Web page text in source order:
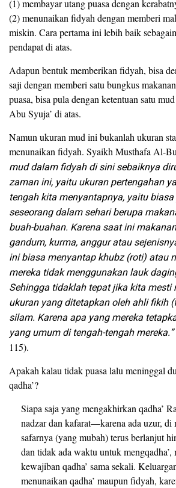
(1) membayar utang puasa dengan
(2) menunaikan fidyah dengan memberi
miskin. Cara pertama ini lebih baik
pendapat di atas.
Adapun bentuk memberikan fidyah, bisa
saji dengan memberi satu bungkus
puasa, bisa pula dengan ketentuan satu
Abu Syuja’ di atas.
Namun ukuran mud ini bukanlah ukuran
menunaikan fidyah. Syaikh Musthafa Al-
mud dalam fidyah di sini sebaiknya
zaman ini, yaitu ukuran pertengahan
tengah kita menyantapnya, yaitu
seseorang dalam sehari berupa
buah-buahan. Karena saat ini
gandum, kurma, anggur atau
ini biasa menyantap khubz (roti) atau
mereka tidak menggunakan lauk
Sehingga tidaklah tepat jika kita mesti
ukuran yang ditetapkan oleh ahli fikih
silam. Karena apa yang mereka
yang umum di tengah-tengah mereka.”
115).
Apakah kalau tidak puasa lalu meninggal
qadha’?
Siapa saja yang mengakhirkan qadha’
nadzar dan kafarat—karena ada uzur, di
safarnya (yang mubah) terus berlanjut
dan tidak ada waktu untuk mengqadha’,
kewajiban qadha’ sama sekali.
menunaikan qadha’ maupun fidyah,